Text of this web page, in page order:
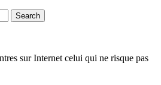
sur Internet celui qui ne risque pas